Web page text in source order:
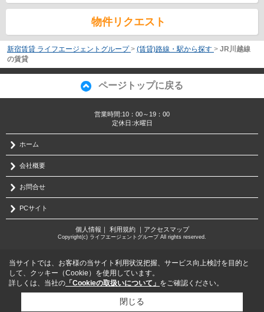
物件リクエスト
新宿賃貸 ライフエージェントグループ > (賃貸)路線・駅から探す > JR川越線
の賃貸
ページトップに戻る
営業時間:10：00～19：00
定休日:水曜日
ホーム
会社概要
お問合せ
PCサイト
個人情報 ｜ 利用規約｜ アクセスマップ
Copyright(c) ライフエージェントグループ All rights reserved.
当サイトでは、お客様の当サイト利用状況把握、サービス向上検討を目的と
して、クッキー（Cookie）を使用しています。
詳しくは、当社の 「Cookieの取扱いについて」 をご確認ください。
閉じる